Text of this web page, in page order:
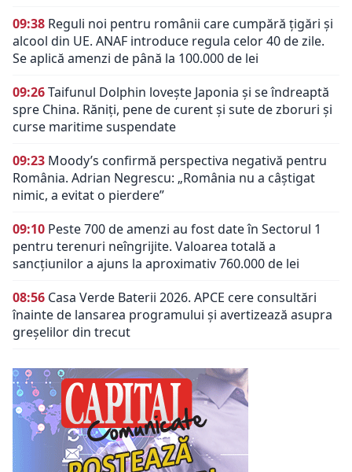
09:38 Reguli noi pentru românii care cumpără țigări și
alcool din UE. ANAF introduce regula celor 40 de zile.
Se aplică amenzi de până la 100.000 de lei
09:26Taifunul Dolphin lovește Japonia și se îndreaptă
spre China. Răniți, pene de curent și sute de zboruri și
curse maritime suspendate
09:23 Moody’s confirmă perspectiva negativă pentru
România. Adrian Negrescu: „România nu a câștigat
nimic, a evitat o pierdere”
09:10 Peste 700 de amenzi au fost date în Sectorul 1
pentru terenuri neîngrijite. Valoarea totală a
sancțiunilor a ajuns la aproximativ 760.000 de lei
08:56 Casa Verde Baterii 2026. APCE cere consultări
înainte de lansarea programului și avertizează asupra
greșelilor din trecut